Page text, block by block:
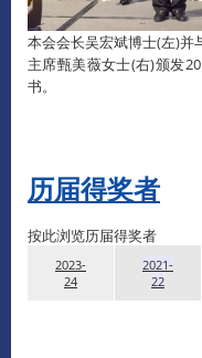
本会会长吴宏斌博士(左)并
主席甄美薇女士(右)颁发
书。
历届得奖者
按此浏览历届得奖者
2023-
24
2021-
22